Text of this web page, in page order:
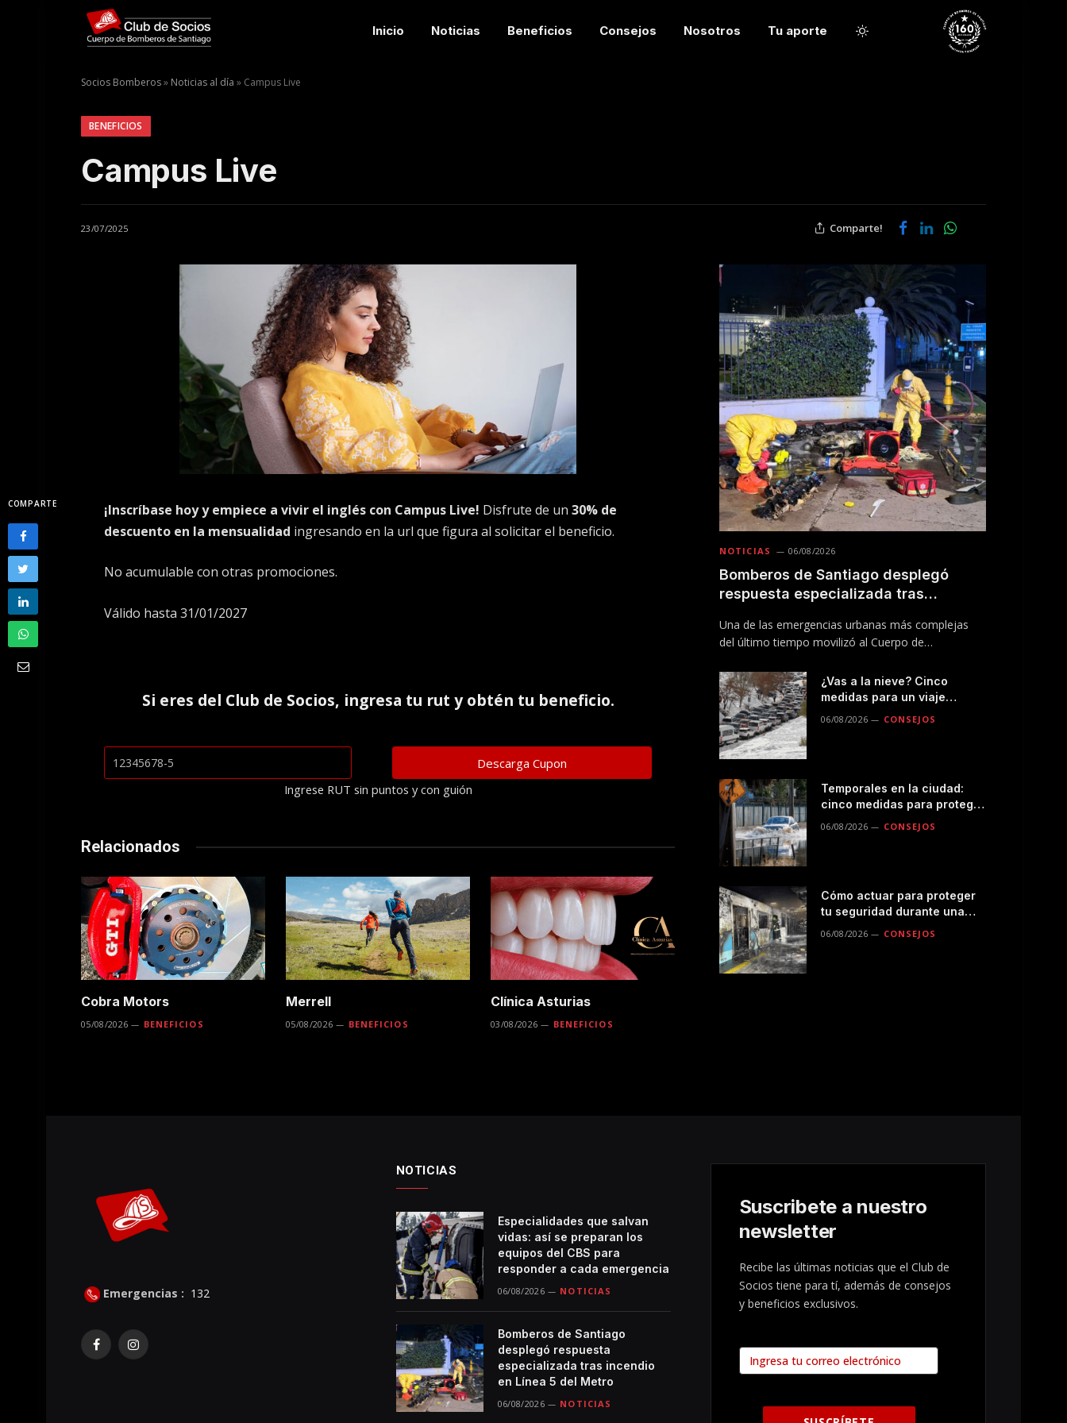
Inicio Noticias Beneficios Consejos Nosotros Tu aporte
Socios Bomberos» Noticias al día » Campus Live
BENEFICIOS
Campus Live
23/07/2025 Comparte!
COMPARTE ¡Inscríbase hoy y empiece a vivir el inglés con Campus Live! Disfrute de un30% de
descuento en la mensualidad ingresando en la url que figura al solicitar el beneficio.
No acumulable con otras promociones.
Válido hasta 31/01/2027
Si eres del Club de Socios, ingresa tu rut y obtén tu beneficio.
Ingrese RUT sin puntos y con guión
Relacionados
Cobra Motors
05/08/2026 BENEFICIOS
Merrell
05/08/2026 BENEFICIOS
Clínica Asturias
03/08/2026 BENEFICIOS
NOTICIAS 06/08/2026
Bomberos de Santiago desplegó
respuesta especializada tras
Una de las emergencias urbanas más complejas
del último tiempo movilizó al Cuerpo de
¿Vas a la nieve? Cinco
medidas para un viaje
06/08/2026 CONSEJOS
Temporales en la ciudad:
cinco medidas para proteger
06/08/2026 CONSEJOS
Cómo actuar para proteger
tu seguridad durante una
transporte público
06/08/2026 CONSEJOS
Emergencias : 132
FacebookInstagram
NOTICIAS
Especialidades que salvan
vidas: así se preparan los
equipos del CBS para
responder a cada emergencia
06/08/2026 NOTICIAS
Bomberos de Santiago
desplegó respuesta
especializada tras incendio
en Línea 5 del Metro
06/08/2026 NOTICIAS
Suscribete a nuestro
newsletter
Recibe las últimas noticias que el Club de
Socios tiene para tí, además de consejos
y beneficios exclusivos.